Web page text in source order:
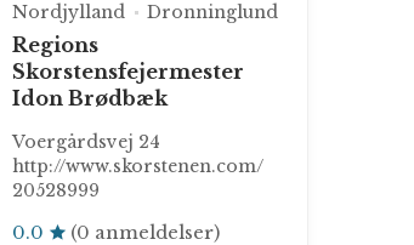
Nordjylland Dronninglund
Regions
Skorstensfejermester
Idon Brødbæk
Voergårdsvej 24
http://www.skorstenen.com/
20528999
0.0 (0 anmeldelser)